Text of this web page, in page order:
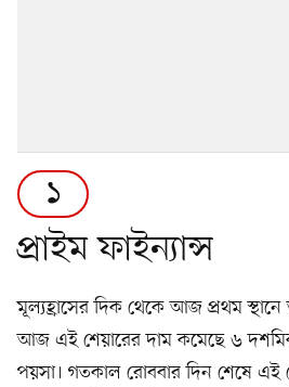
১
প্রাইম ফাইন্যান্স
মূল্যহ্রাসের দিক থেকে আজ প্রথম স্থানে
আজ এই শেয়ারের দাম কমেছে ৬
পয়সা। গতকাল রোববার দিন শেষে এই